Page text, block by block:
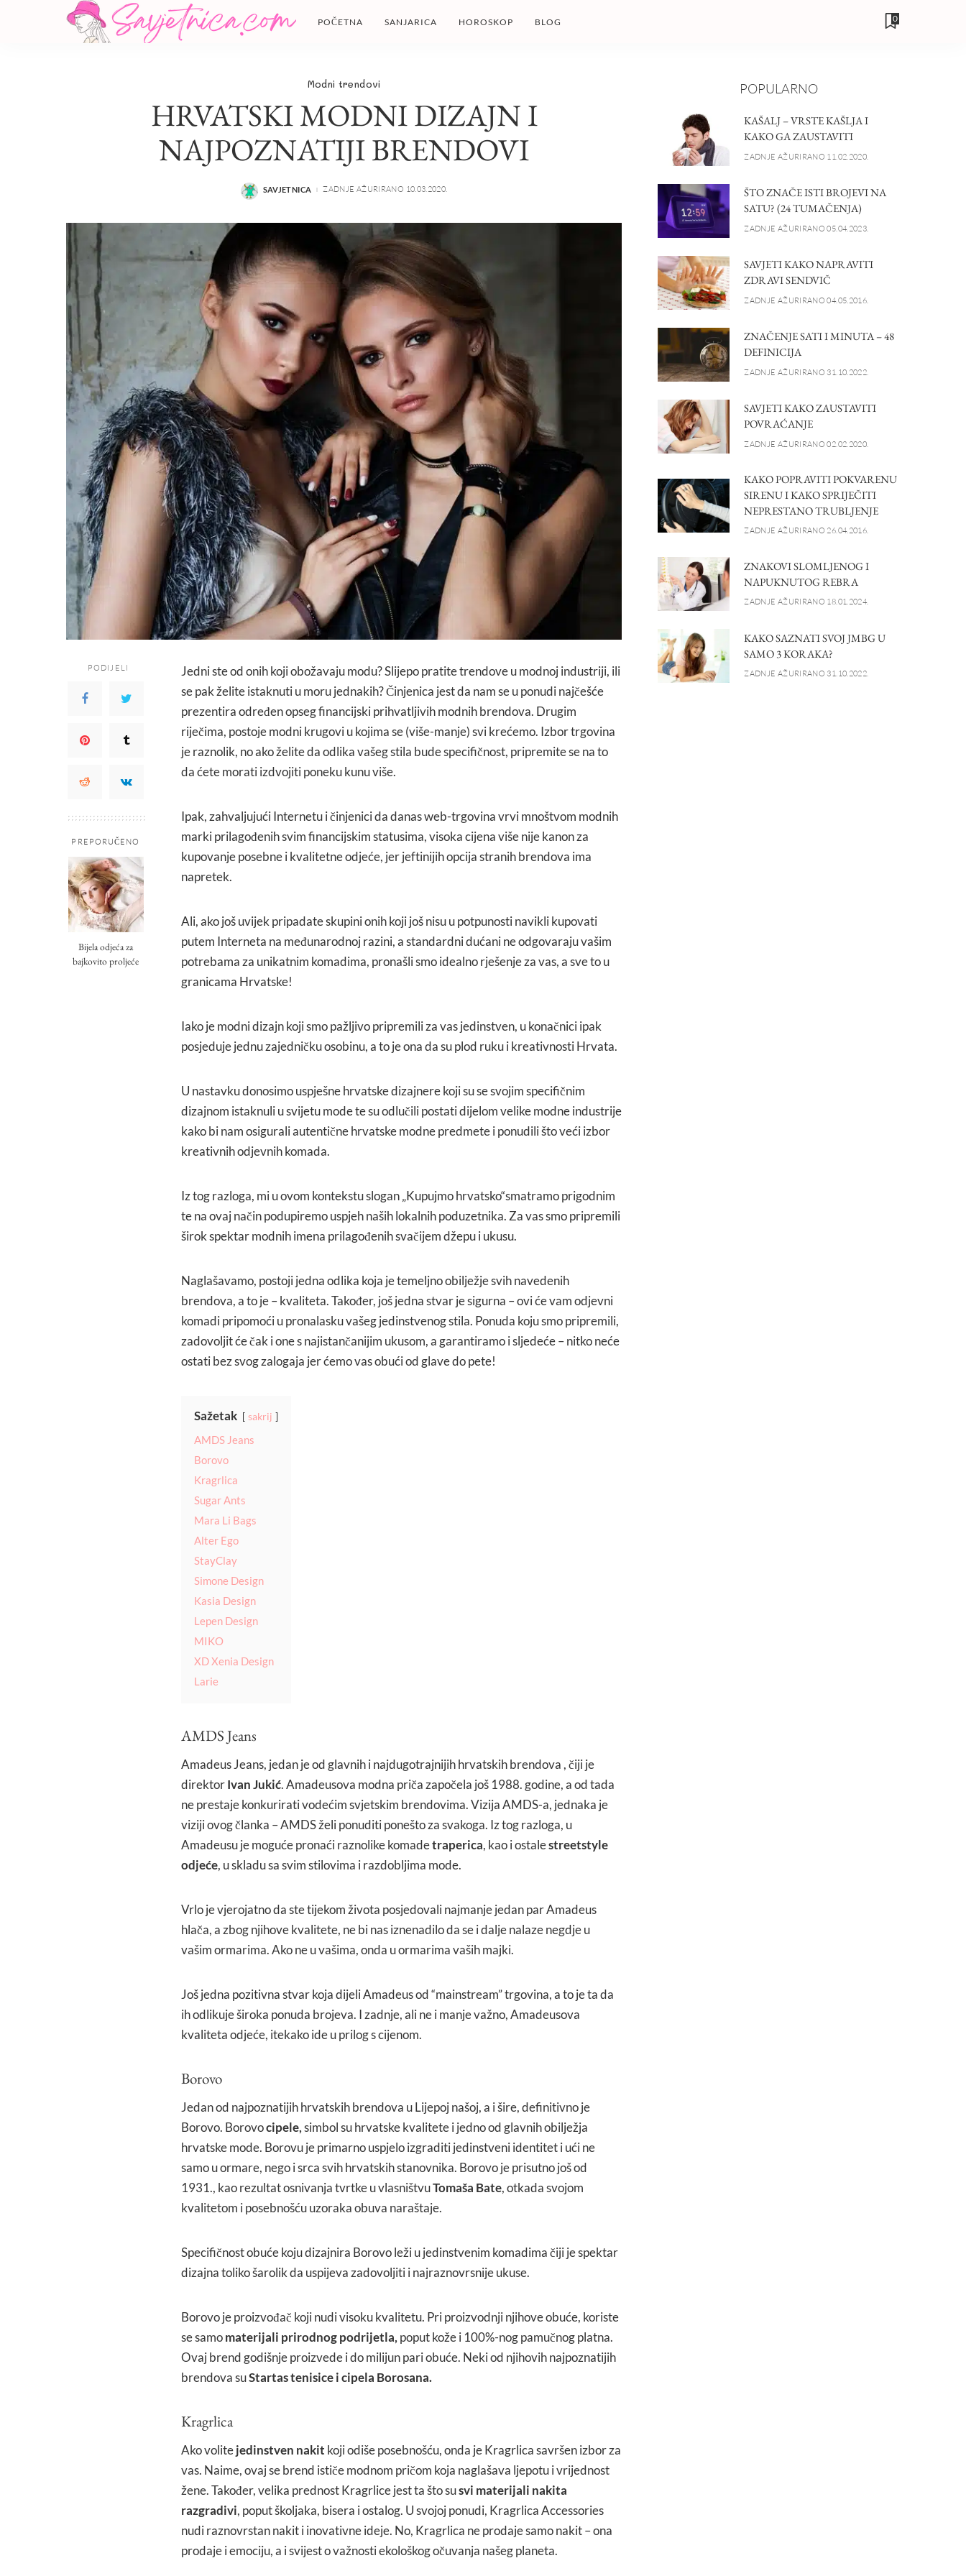
POČETNA SANJARICA HOROSKOP BLOG 0
Modni trendovi
HRVATSKI MODNI DIZAJN I
NAJPOZNATIJI BRENDOVI
POSTED
SAVJETNICA ZADNJE AŽURIRANO 10.03.2020.
PODIJELI
PREPORUČENO
Bijela odjeća za
bajkovito proljeće
Jedni ste od onih koji obožavaju modu? Slijepo pratite trendove u modnoj industriji, ili
se pak želite istaknuti u moru jednakih? Činjenica jest da nam se u ponudi najčešće
prezentira određen opseg financijski prihvatljivih modnih brendova. Drugim
riječima, postoje modni krugovi u kojima se (više-manje) svi krećemo. Izbor trgovina
je raznolik, no ako želite da odlika vašeg stila bude specifičnost, pripremite se na to
da ćete morati izdvojiti poneku kunu više.
Ipak, zahvaljujući Internetu i činjenici da danas web-trgovina vrvi mnoštvom modnih
marki prilagođenih svim financijskim statusima, visoka cijena više nije kanon za
kupovanje posebne i kvalitetne odjeće, jer jeftinijih opcija stranih brendova ima
napretek.
Ali, ako još uvijek pripadate skupini onih koji još nisu u potpunosti navikli kupovati
putem Interneta na međunarodnoj razini, a standardni dućani ne odgovaraju vašim
potrebama za unikatnim komadima, pronašli smo idealno rješenje za vas, a sve to u
granicama Hrvatske!
Iako je modni dizajn koji smo pažljivo pripremili za vas jedinstven, u konačnici ipak
posjeduje jednu zajedničku osobinu, a to je ona da su plod ruku i kreativnosti Hrvata.
U nastavku donosimo uspješne hrvatske dizajnere koji su se svojim specifičnim
dizajnom istaknuli u svijetu mode te su odlučili postati dijelom velike modne industrije
kako bi nam osigurali autentične hrvatske modne predmete i ponudili što veći izbor
kreativnih odjevnih komada.
Iz tog razloga, mi u ovom kontekstu slogan „Kupujmo hrvatsko“smatramo prigodnim
te na ovaj način podupiremo uspjeh naših lokalnih poduzetnika. Za vas smo pripremili
širok spektar modnih imena prilagođenih svačijem džepu i ukusu.
Naglašavamo, postoji jedna odlika koja je temeljno obilježje svih navedenih
brendova, a to je – kvaliteta. Također, još jedna stvar je sigurna – ovi će vam odjevni
komadi pripomoći u pronalasku vašeg jedinstvenog stila. Ponuda koju smo pripremili,
zadovoljit će čak i one s najistančanijim ukusom, a garantiramo i sljedeće – nitko neće
ostati bez svog zalogaja jer ćemo vas obući od glave do pete!
Sažetak sakrij
AMDS Jeans
Borovo
Kragrlica
Sugar Ants
Mara Li Bags
Alter Ego
StayClay
Simone Design
Kasia Design
Lepen Design
MIKO
XD Xenia Design
Larie
AMDS Jeans
Amadeus Jeans, jedan je od glavnih i najdugotrajnijih hrvatskih brendova , čiji je
direktorIvan Jukić. Amadeusova modna priča započela još 1988. godine, a od tada
ne prestaje konkurirati vodećim svjetskim brendovima. Vizija AMDS-a, jednaka je
viziji ovog članka – AMDS želi ponuditi ponešto za svakoga. Iz tog razloga, u
Amadeusu je moguće pronaći raznolike komadetraperica, kao i ostalestreetstyle
odjeće, u skladu sa svim stilovima i razdobljima mode.
Vrlo je vjerojatno da ste tijekom života posjedovali najmanje jedan par Amadeus
hlača, a zbog njihove kvalitete, ne bi nas iznenadilo da se i dalje nalaze negdje u
vašim ormarima. Ako ne u vašima, onda u ormarima vaših majki.
Još jedna pozitivna stvar koja dijeli Amadeus od “mainstream” trgovina, a to je ta da
ih odlikuje široka ponuda brojeva. I zadnje, ali ne i manje važno, Amadeusova
kvaliteta odjeće, itekako ide u prilog s cijenom.
Borovo
Jedan od najpoznatijih hrvatskih brendova u Lijepoj našoj, a i šire, definitivno je
Borovo. Borovocipele,simbol su hrvatske kvalitete i jedno od glavnih obilježja
hrvatske mode. Borovu je primarno uspjelo izgraditi jedinstveni identitet i ući ne
samo u ormare, nego i srca svih hrvatskih stanovnika. Borovo je prisutno još od
1931., kao rezultat osnivanja tvrtke u vlasništvuTomaša Bate, otkada svojom
kvalitetom i posebnošću uzoraka obuva naraštaje.
Specifičnost obuće koju dizajnira Borovo leži u jedinstvenim komadima čiji je spektar
dizajna toliko šarolik da uspijeva zadovoljiti i najraznovrsnije ukuse.
Borovo je proizvođač koji nudi visoku kvalitetu. Pri proizvodnji njihove obuće, koriste
se samomaterijali prirodnog podrijetla, poput kože i 100%-nog pamučnog platna.
Ovaj brend godišnje proizvede i do milijun pari obuće. Neki od njihovih najpoznatijih
brendova suStartas tenisice i cipela Borosana.
Kragrlica
Ako volitejedinstven nakit koji odiše posebnošću, onda je Kragrlica savršen izbor za
vas. Naime, ovaj se brend ističe modnom pričom koja naglašava ljepotu i vrijednost
žene. Također, velika prednost Kragrlice jest ta što susvi materijali nakita
razgradivi, poput školjaka, bisera i ostalog. U svojoj ponudi, Kragrlica Accessories
nudi raznovrstan nakit i inovativne ideje. No, Kragrlica ne prodaje samo nakit – ona
prodaje i emociju, a i svijest o važnosti ekološkog očuvanja našeg planeta.
POPULARNO
KAŠALJ – VRSTE KAŠLJA I
KAKO GA ZAUSTAVITI
ZADNJE AŽURIRANO 11.02.2020.
ŠTO ZNAČE ISTI BROJEVI NA
SATU? (24 TUMAČENJA)
ZADNJE AŽURIRANO 05.04.2023.
SAVJETI KAKO NAPRAVITI
ZDRAVI SENDVIČ
ZADNJE AŽURIRANO 04.05.2016.
ZNAČENJE SATI I MINUTA – 48
DEFINICIJA
ZADNJE AŽURIRANO 31.10.2022.
SAVJETI KAKO ZAUSTAVITI
POVRAĆANJE
ZADNJE AŽURIRANO 02.02.2020.
KAKO POPRAVITI POKVARENU
SIRENU I KAKO SPRIJEČITI
NEPRESTANO TRUBLJENJE
ZADNJE AŽURIRANO 26.04.2016.
ZNAKOVI SLOMLJENOG I
NAPUKNUTOG REBRA
ZADNJE AŽURIRANO 18.01.2024.
KAKO SAZNATI SVOJ JMBG U
SAMO 3 KORAKA?
ZADNJE AŽURIRANO 31.10.2022.